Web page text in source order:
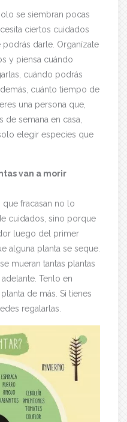
se siembran pocas
ciertos cuidados
darle. Organízate
y piensa cuándo
cuándo podrás
cuánto tiempo de
una persona que,
semana en casa,
elegir especies que
van a morir
que fracasan no lo
cuidados, sino porque
luego del primer
alguna planta se seque.
mueran tantas plantas
Tenlo en
de más. Si tienes
regalarlas.